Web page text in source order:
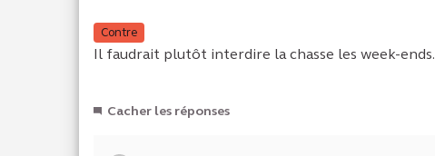
Contre
Il faudrait plutôt interdire la chasse les week-ends.
Cacher les réponses